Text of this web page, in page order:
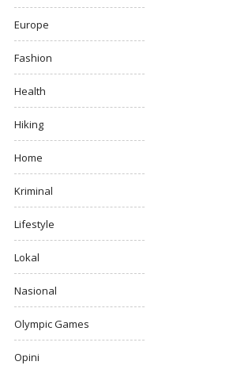
Europe
Fashion
Health
Hiking
Home
Kriminal
Lifestyle
Lokal
Nasional
Olympic Games
Opini